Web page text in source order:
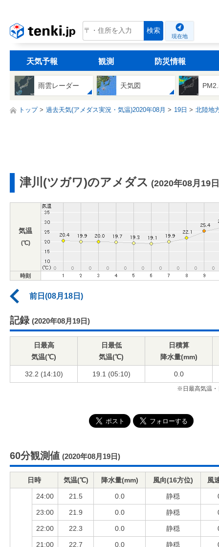
tenki.jp 検索
現在地
天気予報 観測 防災情報
雨雲レーダー 天気図
トップ 過去天気(アメダス実況・気温)2020年08月 19日 北陸地
津川(ツガワ)のアメダス (2020年08月19
気温
(℃)
時刻
前日(08月18日)
記録 (2020年08月19日)
日最高
気温(℃)
日最低
気温(℃)
日積算
降水量(mm)
32.2 (14:10) 19.1 (05:10) 0.0
※日最高気温・
60分観測値 (2020年08月19日)
日時 気温(℃) 降水量(mm) 風向(16方位) 風
24:00 21.5 0.0 静穏
23:00 21.9 0.0 静穏
22:00 22.3 0.0 静穏
21:00 22.7 0.0 静穏